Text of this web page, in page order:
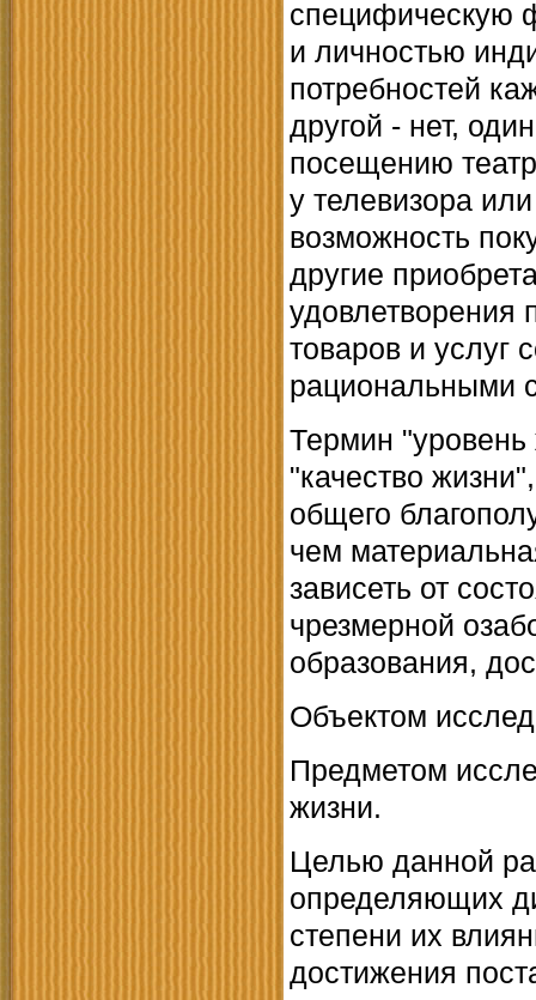
специфическую
и личностью
потребностей
другой - нет,
посещению
у телевизора
возможность
другие
удовлетворения
товаров и услуг
рациональными
Термин
"качество
общего
чем
зависеть от
чрезмерной
образования,
Объектом
Предметом
жизни.
Целью данной
определяющих
степени их
достижения